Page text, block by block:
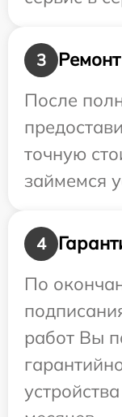
3
После
точную
займемся
4
По
работ Вы